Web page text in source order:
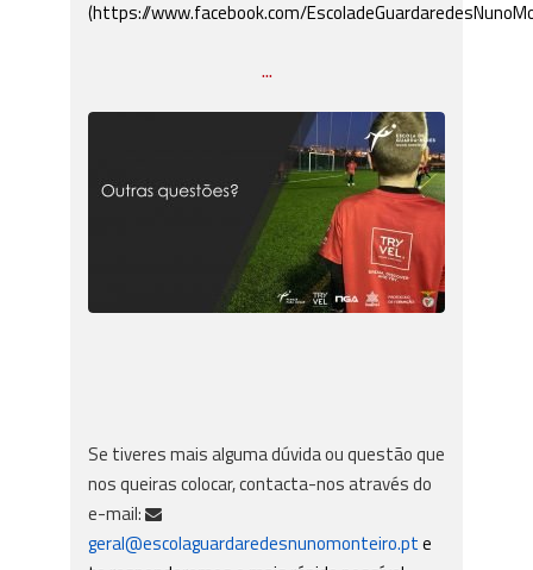
(https://www.facebook.com/
...
Se tiveres mais alguma dúvida ou questão que
nos queiras colocar, contacta-nos através do
e-mail:
geral@escolaguardaredesnunomonteiro.pte